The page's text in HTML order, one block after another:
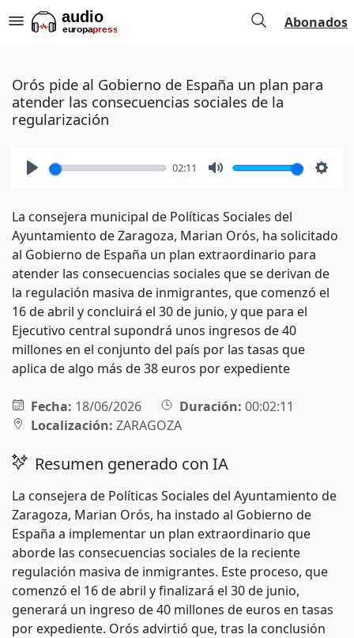
Abonados
Orós pide al Gobierno de España un plan para
atender las consecuencias sociales de la
regularización
02:11
La consejera municipal de Políticas Sociales del
Ayuntamiento de Zaragoza, Marian Orós, ha solicitado
al Gobierno de España un plan extraordinario para
atender las consecuencias sociales que se derivan de
la regulación masiva de inmigrantes, que comenzó el
16 de abril y concluirá el 30 de junio, y que para el
Ejecutivo central supondrá unos ingresos de 40
millones en el conjunto del país por las tasas que
aplica de algo más de 38 euros por expediente
Fecha: 18/06/2026 Duración: 00:02:11
Localización: ZARAGOZA
Resumen generado con IA
La consejera de Políticas Sociales del Ayuntamiento de
Zaragoza, Marian Orós, ha instado al Gobierno de
España a implementar un plan extraordinario que
aborde las consecuencias sociales de la reciente
regulación masiva de inmigrantes. Este proceso, que
comenzó el 16 de abril y finalizará el 30 de junio,
generará un ingreso de 40 millones de euros en tasas
por expediente. Orós advirtió que, tras la conclusión